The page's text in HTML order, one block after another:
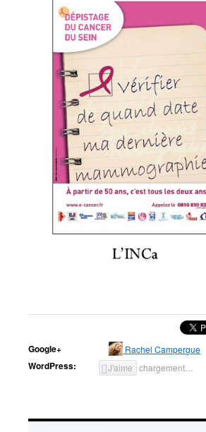
Google+ Rachel Campergue
WordPress: J'aime chargement…